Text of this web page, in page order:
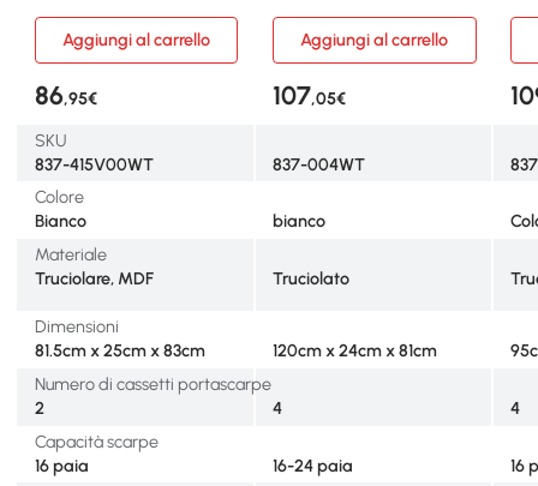
Aggiungi al carrello
Aggiungi al carrello
86,95€ 107,05€
SKU
837-415V00WT
837-004WT
Colore
Bianco
bianco
Materiale
Truciolare, MDF
Truciolato
Dimensioni
81.5cm x 25cm x 83cm
120cm x 24cm x 81cm
Numero di cassetti portascarpe
2
4
4
Capacità scarpe
16 paia
16-24 paia
16